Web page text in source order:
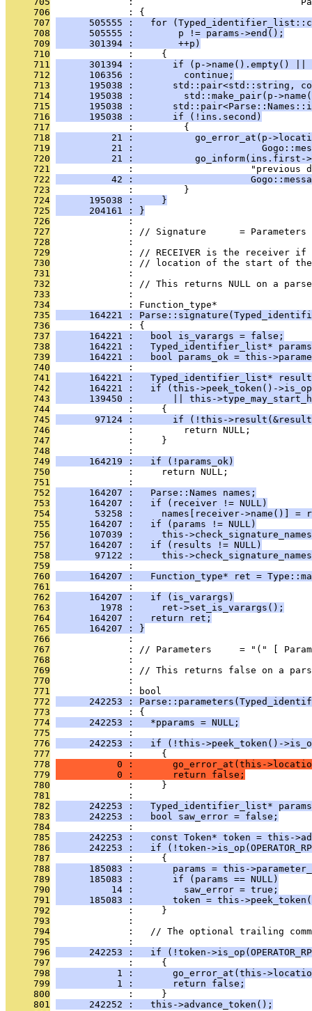
     706
              : {
     707
505555 :   for
     708
      505555 :        p != params->end();
     709
      301394 :        ++p)
     710
              :     {
     711
301394 :       if (p->name().empty()
     712
      106356 :         continue;
     713
195038 :       std::pair<std::string,
     714
195038 :         std::make_pair(p-
     715
195038 :
     716
      195038 :       if (!ins.second)
     717
              :         {
     718
21 :           go_error_at(p-
     719
21 :
     720
21 :           go_inform(ins.first-
     721
:                     "previous
     722
42 :
     723
              :         }
     724
      195038 :     }
     725
      204161 : }
     726
              :
     727
: // Signature      = Parameters
     728
              :
     729
: // RECEIVER is the receiver
     730
: // location of the start of
     731
              :
     732
: // This returns NULL on a
     733
              :
     734
              : Function_type*
     735
164221 :
     736
              : {
     737
      164221 :   bool is_varargs = false;
     738
164221 :   Typed_identifier_list*
     739
164221 :   bool params_ok = this-
     740
              :
     741
164221 :   Typed_identifier_list*
     742
164221 :   if (this->peek_token()-
     743
139450 :       || this-
     744
              :     {
     745
97124 :       if (!this-
     746
              :         return NULL;
     747
              :     }
     748
              :
     749
      164219 :   if (!params_ok)
     750
              :     return NULL;
     751
              :
     752
      164207 :   Parse::Names names;
     753
      164207 :   if (receiver != NULL)
     754
53258 :     names[receiver->name()] =
     755
      164207 :   if (params != NULL)
     756
107039 :     this-
     757
      164207 :   if (results != NULL)
     758
97122 :     this-
     759
              :
     760
164207 :   Function_type* ret =
     761
:
     762
      164207 :   if (is_varargs)
     763
        1978 :     ret->set_is_varargs();
     764
      164207 :   return ret;
     765
      164207 : }
     766
              :
     767
: // Parameters     = "(" [
     768
              :
     769
: // This returns false on a
     770
              :
     771
              : bool
     772
242253 :
     773
              : {
     774
      242253 :   *pparams = NULL;
     775
              :
     776
242253 :   if (!this->peek_token()-
     777
              :     {
     778
0 :       go_error_at(this-
     779
           0 :       return false;
     780
              :     }
     781
              :
     782
242253 :   Typed_identifier_list*
     783
      242253 :   bool saw_error = false;
     784
              :
     785
242253 :   const Token* token = this-
     786
242253 :   if (!token-
     787
              :     {
     788
185083 :       params = this-
     789
      185083 :       if (params == NULL)
     790
          14 :         saw_error = true;
     791
185083 :       token = this-
     792
              :     }
     793
              :
     794
:   // The optional trailing
     795
              :
     796
242253 :   if (!token-
     797
              :     {
     798
1 :       go_error_at(this-
     799
           1 :       return false;
     800
              :     }
     801
      242252 :   this->advance_token();